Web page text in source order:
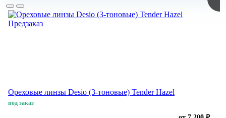
Предзаказ
Ореховые линзы Desio (3-тоновые) Tender Hazel
под заказ